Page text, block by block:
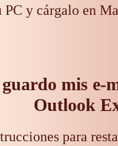
PC y cárgalo en
mis e-
Outlook
para